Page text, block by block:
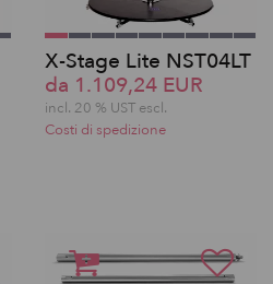
X-Stage Lite NST04LT
da 1.109,24 EUR
incl. 20 % UST escl.
Costi di spedizione